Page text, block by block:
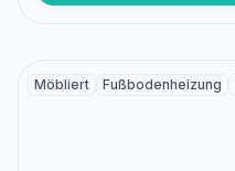
Möbliert Fußbodenheizung